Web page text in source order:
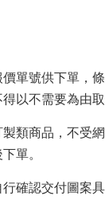
單號供下單，
以不需要為由取
類商品，不受
單。
確認交付圖案